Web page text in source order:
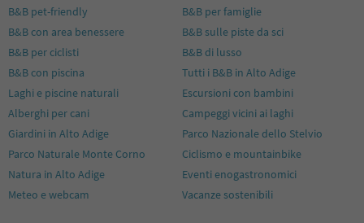
11
12
13
14
16
17
18
19
21
22
B&B pet-friendly
B&B per famiglie
B&B con area benessere
B&B sulle piste da sci
B&B per ciclisti
B&B di lusso
B&B con piscina
Tutti i B&B in Alto Adige
Laghi e piscine naturali
Escursioni con bambini
Alberghi per cani
Campeggi vicini ai laghi
Giardini in Alto Adige
Parco Nazionale dello Stelvio
Parco Naturale Monte Corno
Ciclismo e mountainbike
Natura in Alto Adige
Eventi enogastronomici
Meteo e webcam
Vacanze sostenibili